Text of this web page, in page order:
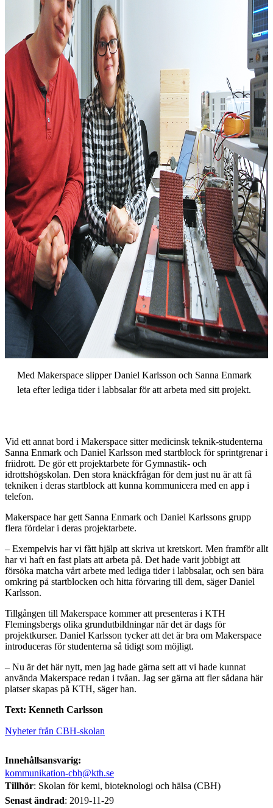
Med Makerspace slipper Daniel Karlsson och Sanna Enmark
leta efter lediga tider i labbsalar för att arbeta med sitt projekt.
Vid ett annat bord i Makerspace sitter medicinsk teknik-studenterna
Sanna Enmark och Daniel Karlsson med startblock för sprintgrenar i
friidrott. De gör ett projektarbete för Gymnastik- och
idrottshögskolan. Den stora knäckfrågan för dem just nu är att få
tekniken i deras startblock att kunna kommunicera med en app i
telefon.
Makerspace har gett Sanna Enmark och Daniel Karlssons grupp
flera fördelar i deras projektarbete.
– Exempelvis har vi fått hjälp att skriva ut kretskort. Men framför allt
har vi haft en fast plats att arbeta på. Det hade varit jobbigt att
försöka matcha vårt arbete med lediga tider i labbsalar, och sen bära
omkring på startblocken och hitta förvaring till dem, säger Daniel
Karlsson.
Tillgången till Makerspace kommer att presenteras i KTH
Flemingsbergs olika grundutbildningar när det är dags för
projektkurser. Daniel Karlsson tycker att det är bra om Makerspace
introduceras för studenterna så tidigt som möjligt.
– Nu är det här nytt, men jag hade gärna sett att vi hade kunnat
använda Makerspace redan i tvåan. Jag ser gärna att fler sådana här
platser skapas på KTH, säger han.
Text: Kenneth Carlsson
Nyheter från CBH-skolan
Innehållsansvarig:
kommunikation-cbh@kth.se
Tillhör: Skolan för kemi, bioteknologi och hälsa (CBH)
Senast ändrad: 2019-11-29